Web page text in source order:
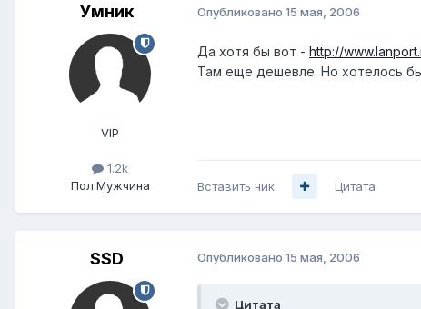
Умник
VIP
1.2k
Пол:Мужчина
Опубликовано 15 мая, 2006
Да хотя бы вот - http://
Там еще дешевле. Но хотелось бы
Вставить ник Цитата
SSD Опубликовано 15 мая, 2006
Цитата